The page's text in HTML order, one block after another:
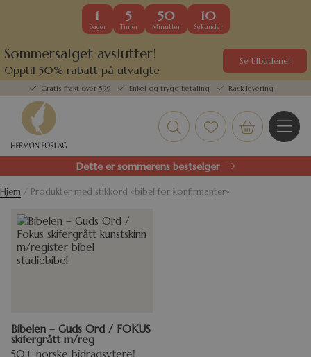
1
Dager
5
Timer
50
Minutter
10
Sekunder
Sommersalget avslutter!
Opptil 50% rabatt på utvalgte
kundefavoritter
Se tilbudene!
Gratis frakt over 599 Enkel og trygg betaling Rask levering
Dette er sommerens bestselger
Hjem / Produkter med stikkord «bibel for konfirmanter»
Bibelen – Guds Ord / FOKUS
skifergrått m/reg
50+ norske bidragsytere!